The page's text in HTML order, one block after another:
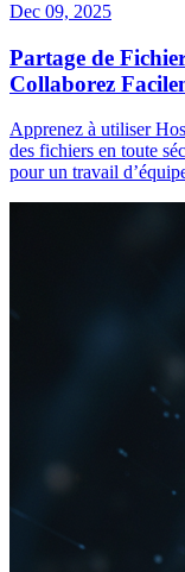
Dec 09, 2025
Partage de
Collaborez
Apprenez à utiliser
des fichiers en toute
pour un travail